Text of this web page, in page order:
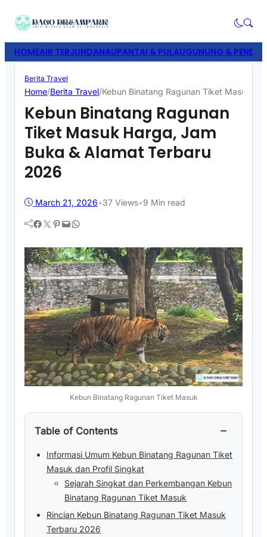
HOMEAIR TERJUNDANAUPANTAI & PULAUGUNUNG &
Berita Travel
Home/Berita Travel/Kebun Binatang Ragunan Tiket Masuk
Kebun Binatang Ragunan
Tiket Masuk Harga, Jam
Buka & Alamat Terbaru
2026
March 21, 2026•37 Views•9 Min read
Facebook Twitter Pinterest Mail WhatsApp
Kebun Binatang Ragunan Tiket Masuk
Table of Contents −
Informasi Umum Kebun Binatang Ragunan Tiket
Masuk dan Profil Singkat
Sejarah Singkat dan Perkembangan Kebun
Binatang Ragunan Tiket Masuk
Rincian Kebun Binatang Ragunan Tiket Masuk
Terbaru 2026